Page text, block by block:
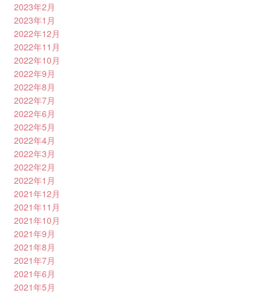
2023年2月
2023年1月
2022年12月
2022年11月
2022年10月
2022年9月
2022年8月
2022年7月
2022年6月
2022年5月
2022年4月
2022年3月
2022年2月
2022年1月
2021年12月
2021年11月
2021年10月
2021年9月
2021年8月
2021年7月
2021年6月
2021年5月